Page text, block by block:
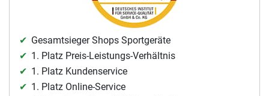
Gesamtsieger Shops Sportgeräte
1. Platz Preis-Leistungs-Verhältnis
1. Platz Kundenservice
1. Platz Online-Service